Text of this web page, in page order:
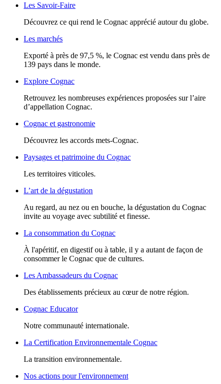
Les Savoir-Faire
Découvrez ce qui rend le Cognac apprécié autour du globe.
Les marchés
Exporté à près de 97,5 %, le Cognac est vendu dans près de
139 pays dans le monde.
Explore Cognac
Retrouvez les nombreuses expériences proposées sur l’aire
d’appellation Cognac.
Cognac et gastronomie
Découvrez les accords mets-Cognac.
Paysages et patrimoine du Cognac
Les territoires viticoles.
L’art de la dégustation
Au regard, au nez ou en bouche, la dégustation du Cognac
invite au voyage avec subtilité et finesse.
La consommation du Cognac
À l'apéritif, en digestif ou à table, il y a autant de façon de
consommer le Cognac que de cultures.
Les Ambassadeurs du Cognac
Des établissements précieux au cœur de notre région.
Cognac Educator
Notre communauté internationale.
La Certification Environnementale Cognac
La transition environnementale.
Nos actions pour l'environnement